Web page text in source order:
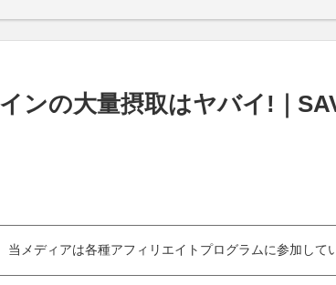
ンの大量摂取はヤバイ!｜
当メディアは各種アフィリエイトプログラムに参加して